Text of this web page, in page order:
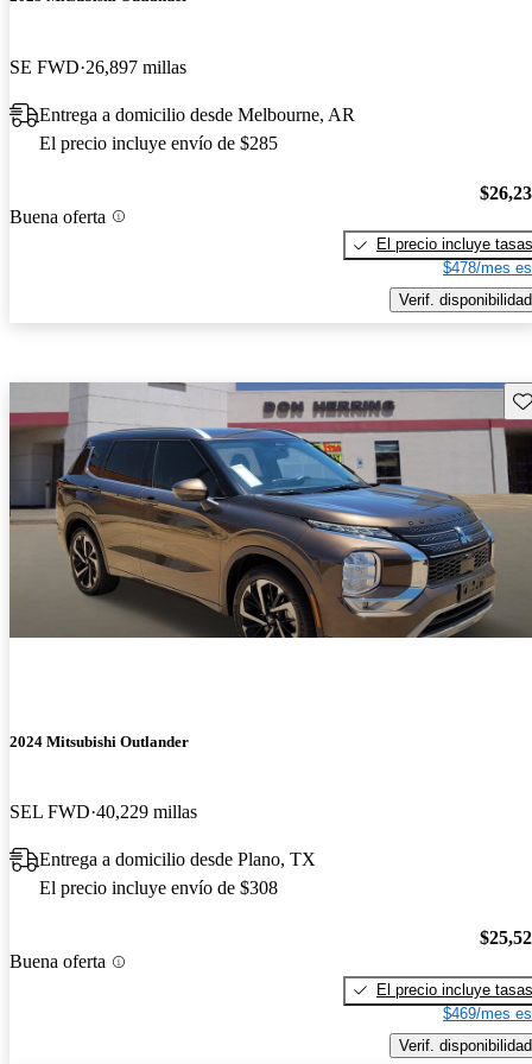
SE FWD 26,897 millas
Entrega a domicilio desde Melbourne, AR
El precio incluye envío de $285
Buena oferta
El precio incluye tasas
$478/mes
Verif. disponibilidad
2024 Mitsubishi Outlander
SEL FWD 40,229 millas
Entrega a domicilio desde Plano, TX
El precio incluye envío de $308
Buena oferta
El precio incluye tasas
$469/mes
Verif. disponibilidad